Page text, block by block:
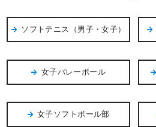
ソフトテニス（男子・女子）
女子バレーボール
女子ソフトボール部